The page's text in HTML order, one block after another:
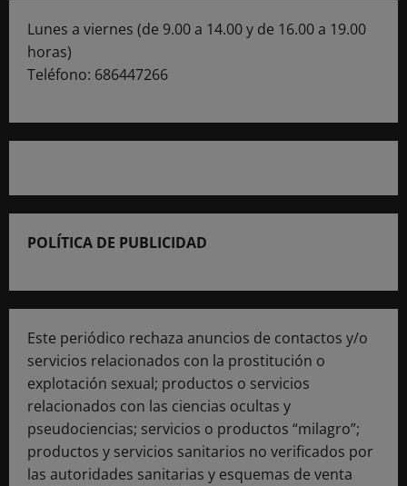
Lunes a viernes (de 9.00 a 14.00 y de 16.00 a 19.00
horas)
Teléfono: 686447266
POLÍTICA DE PUBLICIDAD
Este periódico rechaza anuncios de contactos y/o
servicios relacionados con la prostitución o
explotación sexual; productos o servicios
relacionados con las ciencias ocultas y
pseudociencias; servicios o productos “milagro”;
productos y servicios sanitarios no verificados por
las autoridades sanitarias y esquemas de venta